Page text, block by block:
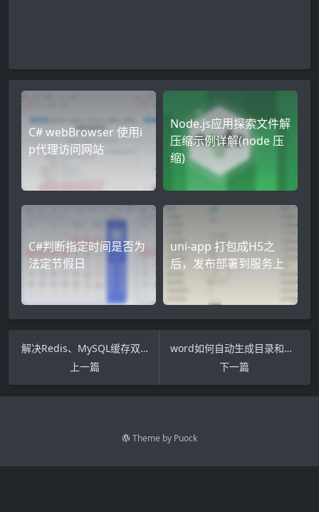
C# webBrowser 使用i
p代理访问网站
Node.js应用探索文件解
压缩示例详解(node 压
缩)
C#判断指定时间是否为
法定节假日
uni-app 打包成H5之
后，发布部署到服务上
解决Redis、MySQL缓存双写不一致问题(redis数据库双写一致问题)
上一篇
word如何自动生成目录和页码(word目录页码自动生成步骤)
下一篇
Theme by Puock